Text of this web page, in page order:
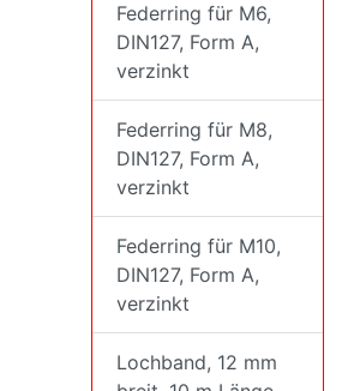
Federring für M6,
DIN127, Form A,
verzinkt
Federring für M8,
DIN127, Form A,
verzinkt
Federring für M10,
DIN127, Form A,
verzinkt
Lochband, 12 mm